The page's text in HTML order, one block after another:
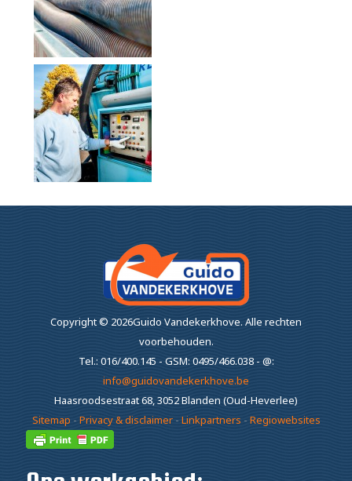
Copyright © 2026Guido Vandekerkhove. Alle rechten
voorbehouden.
Tel.: 016/400.145 - GSM: 0495/466.038 - @:
info@guidovandekerkhove.be
Haasroodsestraat 68, 3052 Blanden (Oud-Heverlee)
Sitemap - Privacy & disclaimer- Linkpartners - Regiowebsites